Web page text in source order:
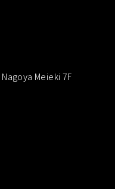
Meieki 7F